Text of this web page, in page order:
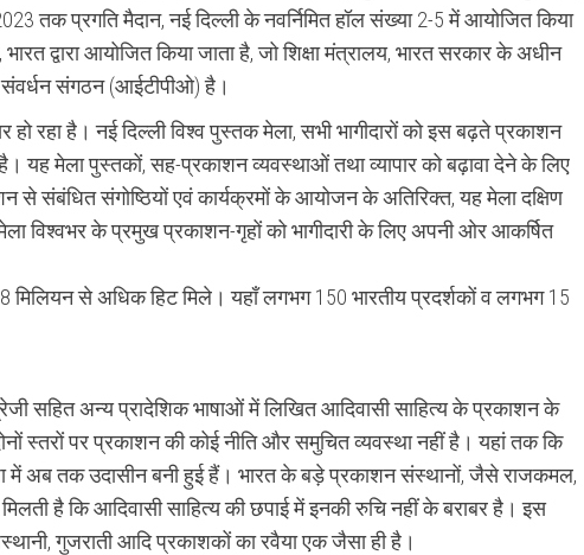
तक प्रगति मैदान, नई दिल्ली के नवर्निमित हॉल संख्या 2-5 में आयोजित किया
द्वारा आयोजित किया जाता है, जो शिक्षा मंत्रालय, भारत सरकार के अधीन
संगठन (आईटीपीओ) है।
रहा है। नई दिल्ली विश्व पुस्तक मेला, सभी भागीदारों को इस बढ़ते प्रकाशन
यह मेला पुस्तकों, सह-प्रकाशन व्यवस्थाओं तथा व्यापार को बढ़ावा देने के लिए
से संबंधित संगोष्ठियों एवं कार्यक्रमों के आयोजन के अतिरिक्त, यह मेला दक्षिण
विश्वभर के प्रमुख प्रकाशन-गृहों को भागीदारी के लिए अपनी ओर आकर्षित
मिलियन से अधिक हिट मिले। यहाँ लगभग 150 भारतीय प्रदर्शकों व लगभग 15
सहित अन्य प्रादेशिक भाषाओं में लिखित आदिवासी साहित्य के प्रकाशन के
स्तरों पर प्रकाशन की कोई नीति और समुचित व्यवस्था नहीं है। यहां तक कि
में अब तक उदासीन बनी हुई हैं। भारत के बड़े प्रकाशन संस्थानों, जैसे राजकमल,
है कि आदिवासी साहित्य की छपाई में इनकी रुचि नहीं के बराबर है। इस
गुजराती आदि प्रकाशकों का रवैया एक जैसा ही है।